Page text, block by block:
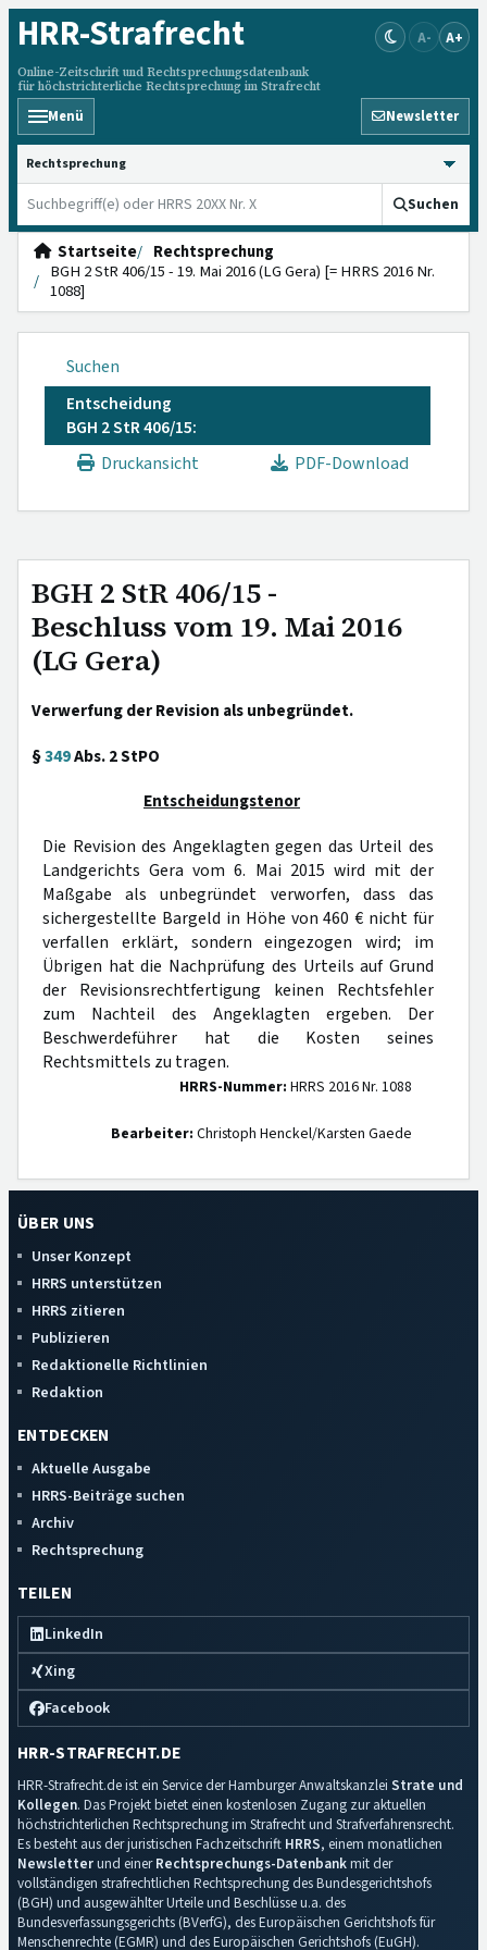
HRR-Strafrecht
Online-Zeitschrift und Rechtsprechungsdatenbank
für höchstrichterliche Rechtsprechung im Strafrecht
A- A+
Menü Newsletter
HRRS durchsuchen
Suchen
Startseite
Rechtsprechung
BGH 2 StR 406/15 - 19. Mai 2016 (LG Gera) [= HRRS 2016 Nr.
1088]
Suchen
Entscheidung
BGH 2 StR 406/15:
Druckansicht
PDF-Download
BGH 2 StR 406/15 -
Beschluss vom 19. Mai 2016
(LG Gera)
Verwerfung der Revision als unbegründet.
§349Abs. 2 StPO
Entscheidungstenor
Die Revision des Angeklagten gegen das Urteil des
Landgerichts Gera vom 6. Mai 2015 wird mit der
Maßgabe als unbegründet verworfen, dass das
sichergestellte Bargeld in Höhe von 460 € nicht für
verfallen erklärt, sondern eingezogen wird; im
Übrigen hat die Nachprüfung des Urteils auf Grund
der Revisionsrechtfertigung keinen Rechtsfehler
zum Nachteil des Angeklagten ergeben. Der
Beschwerdeführer hat die Kosten seines
Rechtsmittels zu tragen.
HRRS-Nummer: HRRS 2016 Nr. 1088
Bearbeiter: Christoph Henckel/Karsten Gaede
ÜBER UNS
Unser Konzept
HRRS unterstützen
HRRS zitieren
Publizieren
Redaktionelle Richtlinien
Redaktion
ENTDECKEN
Aktuelle Ausgabe
HRRS-Beiträge suchen
Archiv
Rechtsprechung
TEILEN
LinkedIn
Xing
Facebook
HRR-STRAFRECHT.DE
HRR-Strafrecht.de ist ein Service der Hamburger Anwaltskanzlei Strate und
Kollegen. Das Projekt bietet einen kostenlosen Zugang zur aktuellen
höchstrichterlichen Rechtsprechung im Strafrecht und Strafverfahrensrecht.
Es besteht aus der juristischen Fachzeitschrift HRRS, einem monatlichen
Newsletterund einerRechtsprechungs-Datenbankmit der
vollständigen strafrechtlichen Rechtsprechung des Bundesgerichtshofs
(BGH) und ausgewählter Urteile und Beschlüsse u.a. des
Bundesverfassungsgerichts (BVerfG), des Europäischen Gerichtshofs für
Menschenrechte (EGMR) und des Europäischen Gerichtshofs (EuGH).